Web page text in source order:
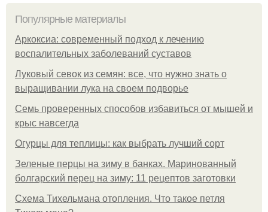
Популярные материалы
Аркоксиа: современный подход к лечению
воспалительных заболеваний суставов
Луковый севок из семян: все, что нужно знать о
выращивании лука на своем подворье
Семь проверенных способов избавиться от мышей и
крыс навсегда
Огурцы для теплицы: как выбрать лучший сорт
Зеленые перцы на зиму в банках. Маринованный
болгарский перец на зиму: 11 рецептов заготовки
Схема Тихельмана отопления. Что такое петля